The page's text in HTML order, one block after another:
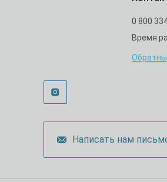
Написать нам
0 800
Время